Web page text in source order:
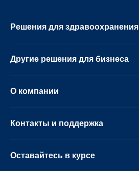
Решения для здравоохранения
Другие решения для бизнеса
О компании
Контакты и поддержка
Оставайтесь в курсе